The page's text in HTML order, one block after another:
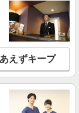
。○。・゜
を見る
型スタッフ
定有) お友達
楽天モバイルショ
えずキープ